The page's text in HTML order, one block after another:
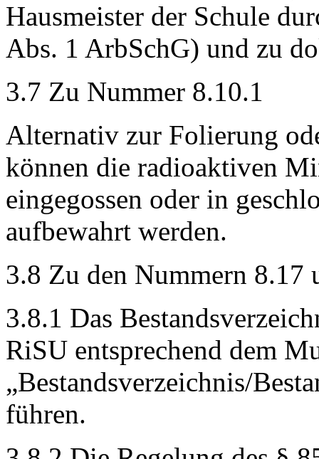
Hausmeister der Schule
Abs. 1 ArbSchG) und zu
3.7 Zu Nummer 8.10.1
Alternativ zur Folierung
können die radioaktiven
eingegossen oder in
aufbewahrt werden.
3.8 Zu den Nummern
3.8.1 Das
RiSU entsprechend dem
„Bestandsverzeichnis/
führen.